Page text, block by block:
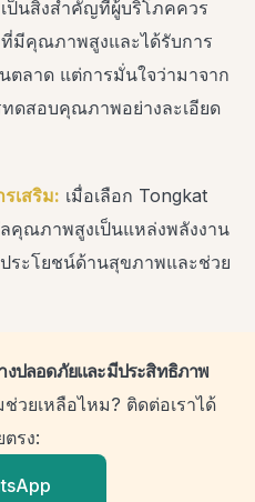
เป็นสิ่งสำคัญที่ผู้บริโภคควร
มีคุณภาพสูงและได้รับการ
ลาด แต่การมั่นใจว่ามาจาก
ดสอบคุณภาพอย่างละเอียด
เสริม: เมื่อเลือก Tongkat
คุณภาพสูงเป็นแหล่งพลังงาน
ระโยชน์ด้านสุขภาพและช่วย
งปลอดภัยและมีประสิทธิภาพ
วยเหลือไหม? ติดต่อเราได้
ตรง: